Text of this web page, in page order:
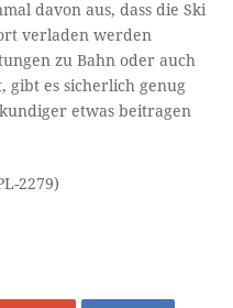
davon aus, dass die Ski
verladen werden
zu Bahn oder auch
gibt es sicherlich genug
etwas beitragen
2279)